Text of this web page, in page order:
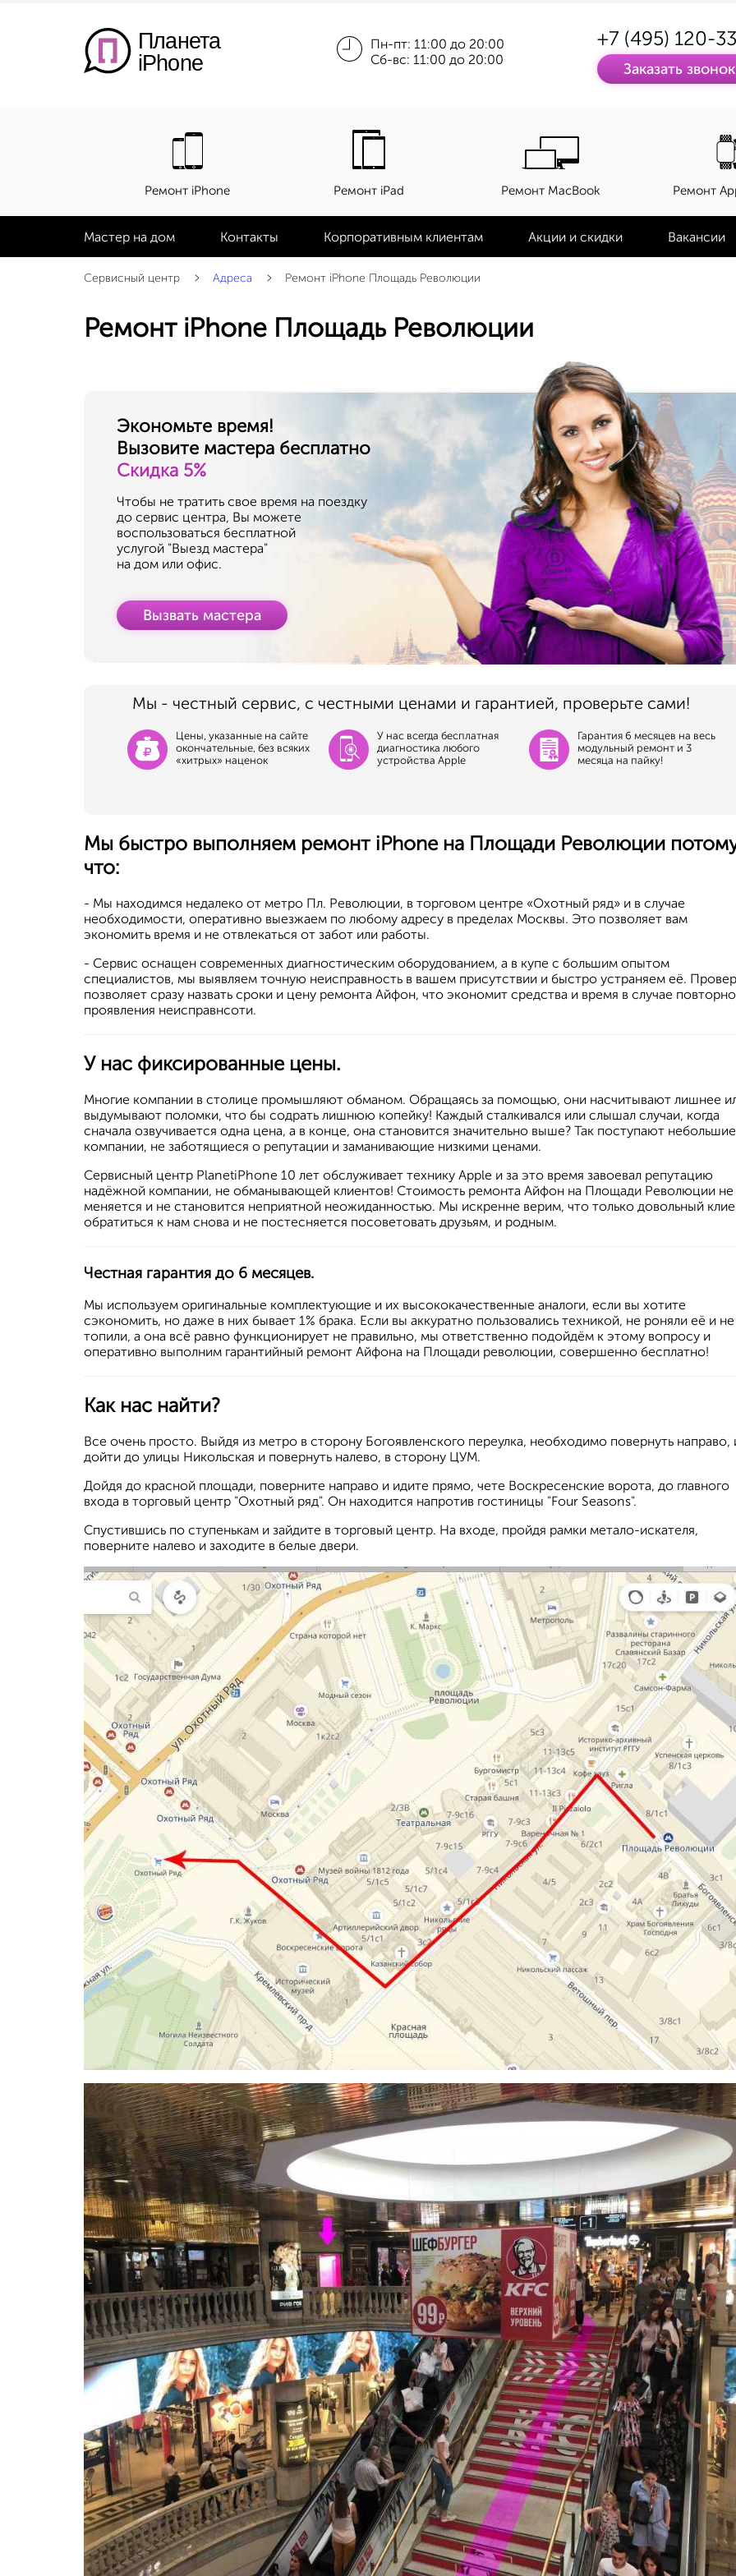
Планета
iPhone
Пн-пт: 11:00 до 20:00
Сб-вс: 11:00 до 20:00
+7 (495) 120-
Заказать звонок
Ремонт iPhone Ремонт iPad Ремонт MacBook Ремонт
Мастер на дом Контакты Корпоративным клиентам Акции и скидки Вакансии
Сервисный центр Адреса Ремонт iPhone Площадь Революции
Ремонт iPhone Площадь Революции
Экономьте время!
Вызовите мастера бесплатно
Скидка 5%
Чтобы не тратить свое время на поездку
до сервис центра, Вы можете
воспользоваться бесплатной
услугой "Выезд мастера"
на дом или офис.
Вызвать мастера
Мы - честный сервис, с честными ценами и гарантией, проверьте сами!
Цены, указанные на сайте
окончательные, без всяких
«хитрых» наценок
У нас всегда бесплатная
диагностика любого
устройства Apple
Гарантия 6 месяцев на весь
модульный ремонт и 3
месяца на пайку!
Мы быстро выполняем ремонт iPhone на Площади Революции
что:
- Мы находимся недалеко от метро Пл. Революции, в торговом центре «Охотный ряд» и в случае
необходимости, оперативно выезжаем по любому адресу в пределах Москвы. Это позволяет вам
экономить время и не отвлекаться от забот или работы.
- Сервис оснащен современных диагностическим оборудованием, а в купе с большим опытом
специалистов, мы выявляем точную неисправность в вашем присутствии и быстро устраняем её.
позволяет сразу назвать сроки и цену ремонта Айфон, что экономит средства и время в случае
проявления неисправнсоти.
У нас фиксированные цены.
Многие компании в столице промышляют обманом. Обращаясь за помощью, они насчитывают лишнее
выдумывают поломки, что бы содрать лишнюю копейку! Каждый сталкивался или слышал случаи, когда
сначала озвучивается одна цена, а в конце, она становится значительно выше? Так поступают небольшие
компании, не заботящиеся о репутации и заманивающие низкими ценами.
Сервисный центр PlanetiPhone 10 лет обслуживает технику Apple и за это время завоевал репутацию
надёжной компании, не обманывающей клиентов! Стоимость ремонта Айфон на Площади Революции не
меняется и не становится неприятной неожиданностью. Мы искренне верим, что только довольный
обратиться к нам снова и не постесняется посоветовать друзьям, и родным.
Честная гарантия до 6 месяцев.
Мы используем оригинальные комплектующие и их высококачественные аналоги, если вы хотите
сэкономить, но даже в них бывает 1% брака. Если вы аккуратно пользовались техникой, не роняли её и не
топили, а она всё равно функционирует не правильно, мы ответственно подойдём к этому вопросу и
оперативно выполним гарантийный ремонт Айфона на Площади революции, совершенно бесплатно!
Как нас найти?
Все очень просто. Выйдя из метро в сторону Богоявленского переулка, необходимо повернуть направо,
дойти до улицы Никольская и повернуть налево, в сторону ЦУМ.
Дойдя до красной площади, поверните направо и идите прямо, чете Воскресенские ворота, до главного
входа в торговый центр "Охотный ряд". Он находится напротив гостиницы "Four Seasons".
Спустившись по ступенькам и зайдите в торговый центр. На входе, пройдя рамки метало-искателя,
поверните налево и заходите в белые двери.